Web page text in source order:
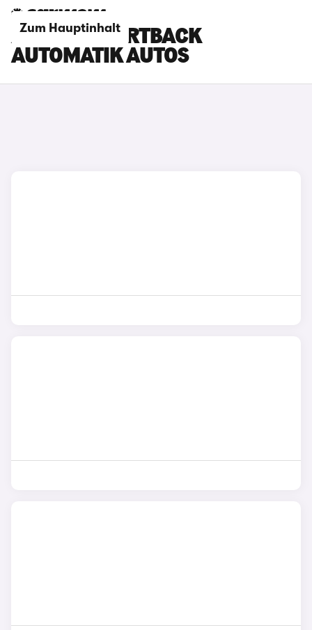
Zum Hauptinhalt
AUDI S5 SPORTBACK
AUTOMATIK AUTOS